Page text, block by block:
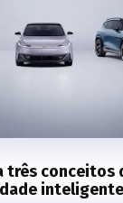
três conceitos
inteligente